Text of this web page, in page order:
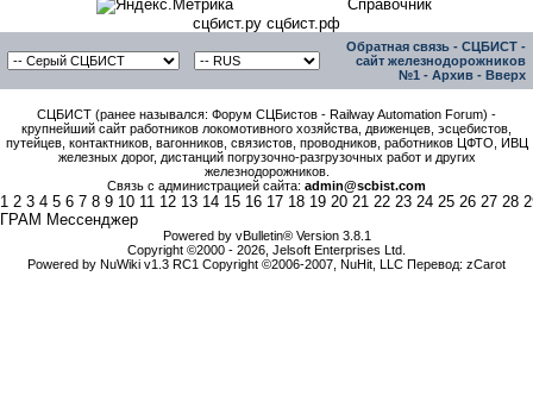
Справочник
сцбист.ру сцбист.рф
Обратная связь - СЦБИСТ -
сайт железнодорожников
№1 - Архив - Вверх
СЦБИСТ (ранее назывался: Форум СЦБистов - Railway Automation Forum) -
крупнейший сайт работников локомотивного хозяйства, движенцев, эсцебистов,
путейцев, контактников, вагонников, связистов, проводников, работников ЦФТО, ИВЦ
железных дорог, дистанций погрузочно-разгрузочных работ и других
железнодорожников.
Связь с администрацией сайта: admin@scbist.com
1 2 3 4 5 6 7 8 9 10 11 12 13 14 15 16 17 18 19 20 21 22 23 24 25 26 27 28
ГРАМ Мессенджер
Powered by vBulletin® Version 3.8.1
Copyright ©2000 - 2026, Jelsoft Enterprises Ltd.
Powered by NuWiki v1.3 RC1 Copyright ©2006-2007, NuHit, LLC Перевод: zCarot